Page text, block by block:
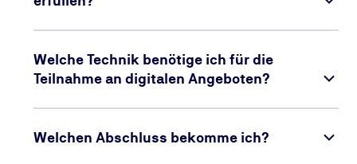
Welche Technik benötige ich für die
Teilnahme an digitalen Angeboten?
Welchen Abschluss bekomme ich?